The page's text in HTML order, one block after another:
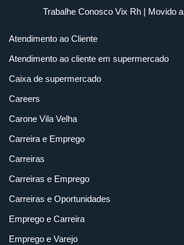
Trabalhe Conosco Vix Rh| Movido a
Atendimento ao Cliente
Atendimento ao cliente em supermercado
Caixa de supermercado
Careers
Carone Vila Velha
Carreira e Emprego
Carreiras
Carreiras e Emprego
Carreiras e Oportunidades
Emprego e Carreira
Emprego e Varejo